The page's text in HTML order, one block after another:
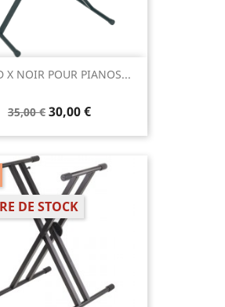
X NOIR POUR PIANOS...
35,00 € 30,00 €
DE STOCK